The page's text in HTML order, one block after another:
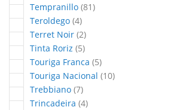
Tempranillo 81articles
Teroldego 4articles
Terret Noir 2articles
Tinta Roriz 5articles
Touriga Franca 5articles
Touriga Nacional 10articles
Trebbiano 7articles
Trincadeira 4articles